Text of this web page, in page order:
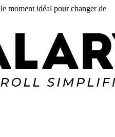
moment idéal pour changer de